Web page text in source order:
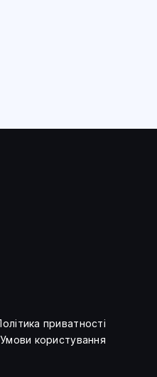
приватності
Умови користування